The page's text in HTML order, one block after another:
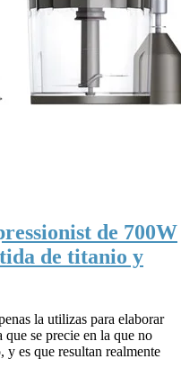
de 700W
de titanio y
la utilizas para elaborar
que se precie en la que no
y es que resultan realmente